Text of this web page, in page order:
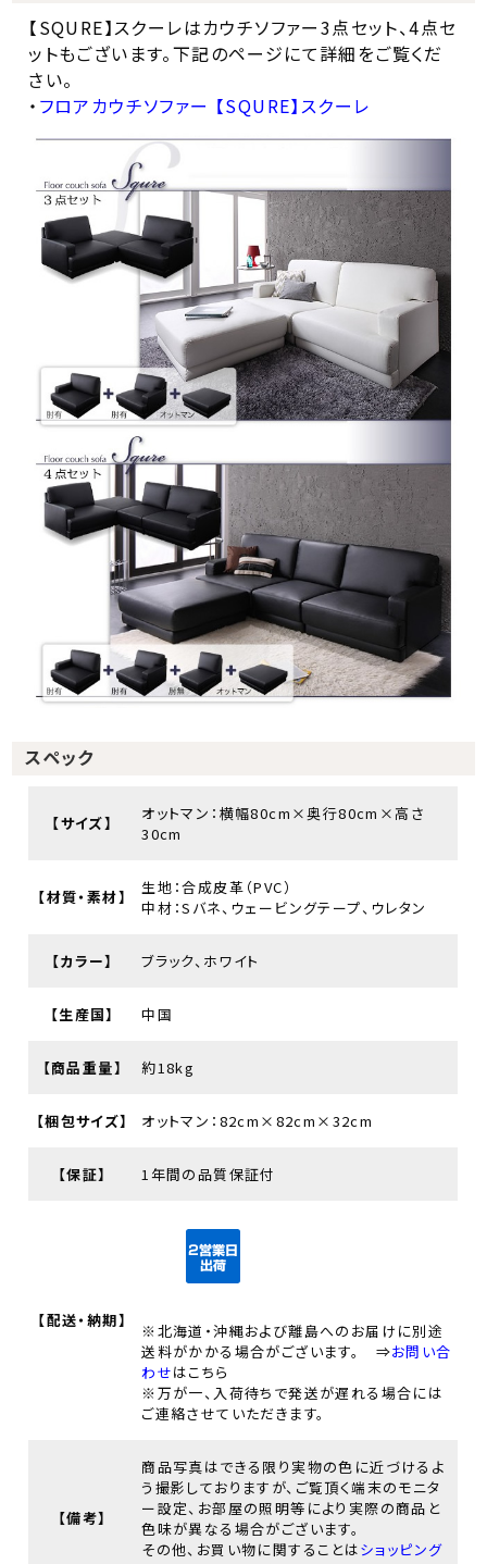
【SQURE】スクーレはカウチソファー3点セット、4点セ
ットもございます。下記のページにて詳細をご覧くだ
さい。
・ フロアカウチソファー 【SQURE】スクーレ
スペック
【サイズ】
オットマン：横幅80cm×奥行80cm×高さ
30cm
【材質・素材】
生地：合成皮革（PVC）
中材：Sバネ、ウェービングテープ、ウレタン
【カラー】 ブラック、ホワイト
【生産国】 中国
【商品重量】 約18kg
【梱包サイズ】 オットマン：82cm×82cm×32cm
【保証】 1年間の品質保証付
【配送・納期】
※北海道・沖縄および離島へのお届けに別途
送料がかかる場合がございます。 ⇒お問い合
わせはこちら
※万が一、入荷待ちで発送が遅れる場合には
ご連絡させていただきます。
【備考】
商品写真はできる限り実物の色に近づけるよ
う撮影しておりますが、ご覧頂く端末のモニタ
ー設定、お部屋の照明等により実際の商品と
色味が異なる場合がございます。
その他、お買い物に関することはショッピング